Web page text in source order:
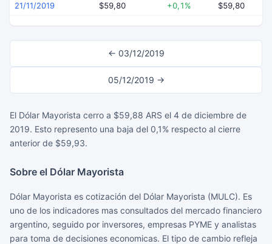
21/11/2019 $59,80 +0,1% $59,80
← 03/12/2019
05/12/2019 →
El Dólar Mayorista cerro a $59,88 ARS el 4 de diciembre de
2019. Esto represento una baja del 0,1% respecto al cierre
anterior de $59,93.
Sobre el Dólar Mayorista
Dólar Mayorista es cotización del Dólar Mayorista (MULC). Es
uno de los indicadores mas consultados del mercado financiero
argentino, seguido por inversores, empresas PYME y analistas
para toma de decisiones economicas. El tipo de cambio refleja